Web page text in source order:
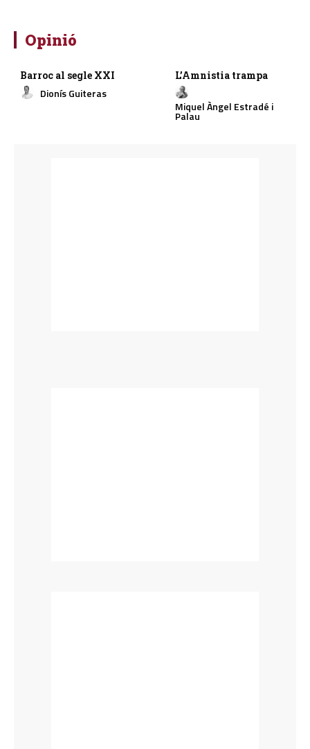
Opinió
Barroc al segle XXI
Dionís Guiteras
L’Amnistia trampa
Miquel Àngel Estradé i
Palau